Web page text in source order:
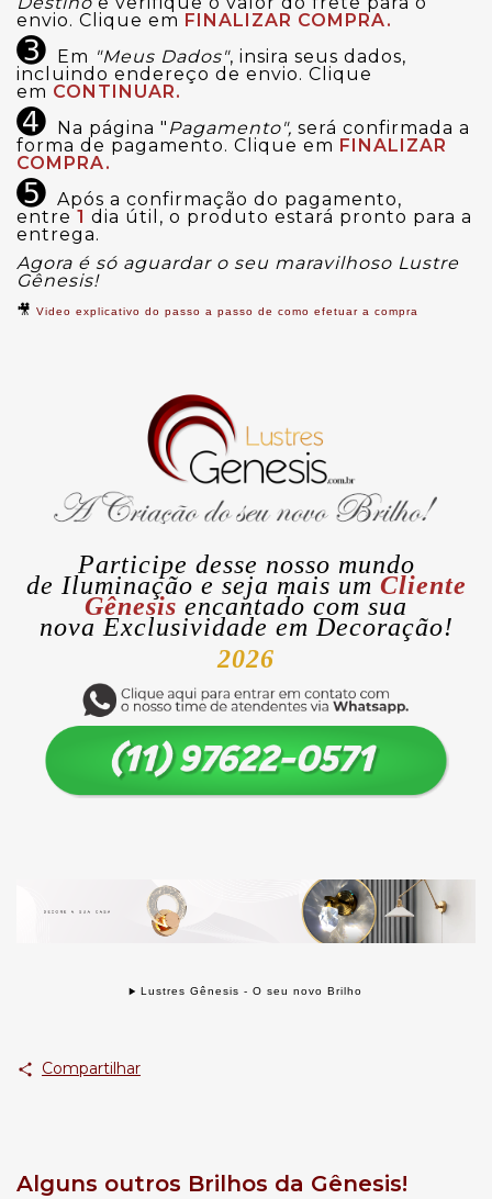
envio. Clique em FINALIZAR COMPRA.
➌ Em "Meus Dados", insira seus dados,
incluindo endereço de envio. Clique
em CONTINUAR.
➍ Na página " Pagamento", será confirmada a
forma de pagamento. Clique em FINALIZAR
COMPRA.
➎ Após a confirmação do pagamento,
entre 1 dia útil, o produto estará pronto para a
entrega.
Agora é só aguardar o seu maravilhoso Lustre
Gênesis!
🎥 Video explicativo do passo a passo de como efetuar a compra
Participe desse nosso mundo
de Iluminação e seja mais um Cliente
Gênesis encantado com sua
nova Exclusividade em Decoração!
2026
Lustres Gênesis - O seu novo Brilho
Compartilhar
Alguns outros Brilhos da Gênesis!